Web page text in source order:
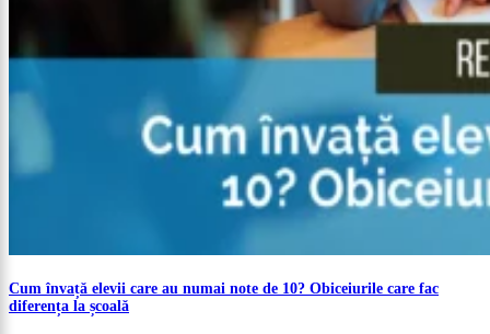
Cum învață elevii care au numai note de 10? Obiceiurile care fac
diferența la școală